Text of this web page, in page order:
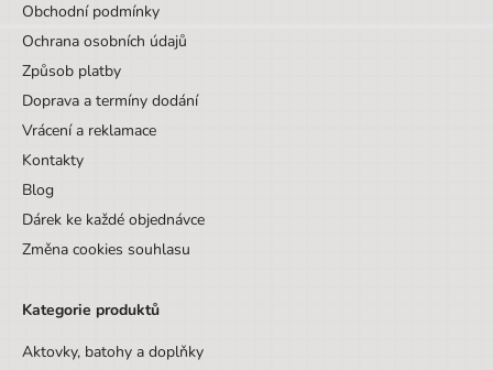
Obchodní podmínky
Ochrana osobních údajů
Způsob platby
Doprava a termíny dodání
Vrácení a reklamace
Kontakty
Blog
Dárek ke každé objednávce
Změna cookies souhlasu
Kategorie produktů
Aktovky, batohy a doplňky